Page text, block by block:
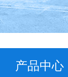
产品中心